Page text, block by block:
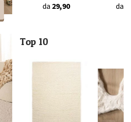
da 29,90 da
Top 10